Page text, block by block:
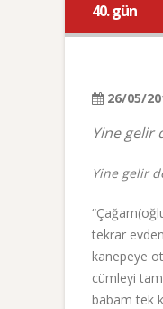
40. gün
26/05/
Yine gelir
Yine gelir
tekrar
kanepeye
cümleyi
babam tek